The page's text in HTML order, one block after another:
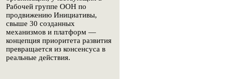
Рабочей группе ООН по
продвижению Инициативы,
свыше 30 созданных
механизмов и платформ —
концепция приоритета развития
превращается из консенсуса в
реальные действия.